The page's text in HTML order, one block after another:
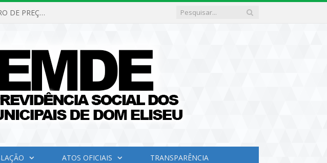
PREGÃO ELETRÔNICO Nº 02/2026-IPSEMDE (REGISTRO DE PREÇOS PARA FUTURA E EVENTUAL AQUISIÇÃO DE MATERIAL DE LIMPEZA E GÊNEROS ALIMENTÍCIOS PARA ATENDER AS NECESSIDADES DO INSTITUTO DE PREVIDÊNCIA SOCIAL DOS SERVIDORES MUNICIPAIS DE DOM ELISEU.)
ATOS OFICIAIS TRANSPARÊNCIA